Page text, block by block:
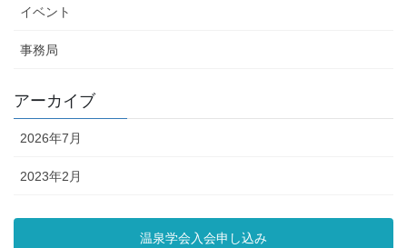
イベント
事務局
アーカイブ
2026年7月
2023年2月
温泉学会入会申し込み